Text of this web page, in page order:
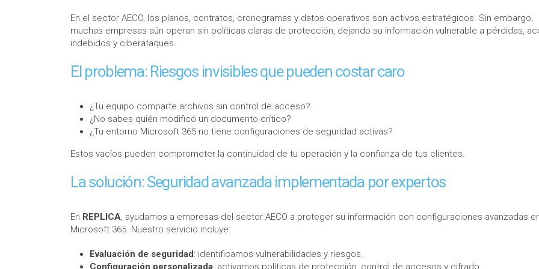
En el sector AECO, los planos, contratos, cronogramas y datos operativos son activos estratégicos. Sin embargo,
muchas empresas aún operan sin políticas claras de protección, dejando su información vulnerable a pérdidas,
indebidos y ciberataques.
El problema: Riesgos invisibles que pueden costar caro
¿Tu equipo comparte archivos sin control de acceso?
¿No sabes quién modificó un documento crítico?
¿Tu entorno Microsoft 365 no tiene configuraciones de seguridad activas?
Estos vacíos pueden comprometer la continuidad de tu operación y la confianza de tus clientes.
La solución: Seguridad avanzada implementada por expertos
En REPLICA, ayudamos a empresas del sector AECO a proteger su información con configuraciones avanzadas
Microsoft 365. Nuestro servicio incluye:
Evaluación de seguridad: identificamos vulnerabilidades y riesgos.